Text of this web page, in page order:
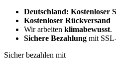
Deutschland: Kostenloser
Kostenloser Rückversand
Wir arbeiten klimabewusst.
Sichere Bezahlung mit
Sicher bezahlen mit